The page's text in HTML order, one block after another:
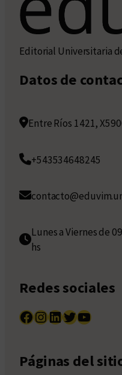
Editorial Universitaria
Datos de
Entre Ríos 1421,
+543534648245
Lunes a Viernes de
hs
Redes sociales
Facebook InstagramLinkedIn Twitter YouTube
Páginas del